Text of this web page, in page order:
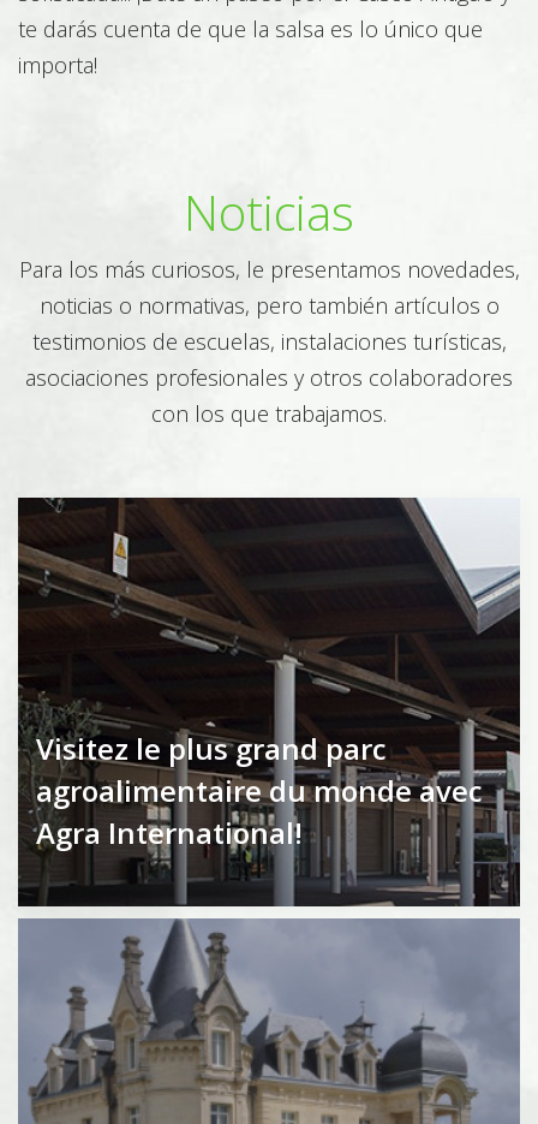
te darás cuenta de que la salsa es lo único que
importa!
Noticias
Para los más curiosos, le presentamos novedades,
noticias o normativas, pero también artículos o
testimonios de escuelas, instalaciones turísticas,
asociaciones profesionales y otros colaboradores
con los que trabajamos.
Visitez le plus grand parc
agroalimentaire du monde avec
Agra International!